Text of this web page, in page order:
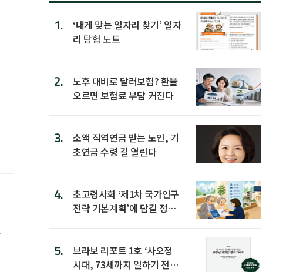
1.
‘내게 맞는 일자리 찾기’ 일자
리 탐험 노트
2.
노후 대비로 달러보험? 환율
오르면 보험료 부담 커진다
3.
소액 직역연금 받는 노인, 기
초연금 수령 길 열린다
4.
초고령사회 ‘제1차 국가인구
전략 기본계획’에 담길 정책
5.
브라보 리포트 1호 ‘사오정
시대, 73세까지 일하기 전략’